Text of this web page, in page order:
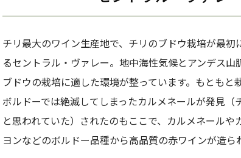
チリ最大のワイン生産地で、チリのブドウ栽培が最初
るセントラル・ヴァレー。地中海性気候とアンデス山
ブドウの栽培に適した環境が整っています。もともと
ボルドーでは絶滅してしまったカルメネールが発見（
と思われていた）されたのもここで、カルメネールや
ヨンなどのボルドー品種から高品質の赤ワインが造ら